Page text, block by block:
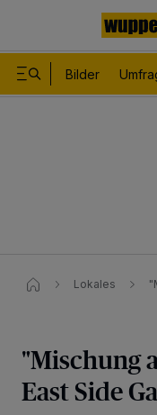
Bilder
Lokales
"Mischung
East Side